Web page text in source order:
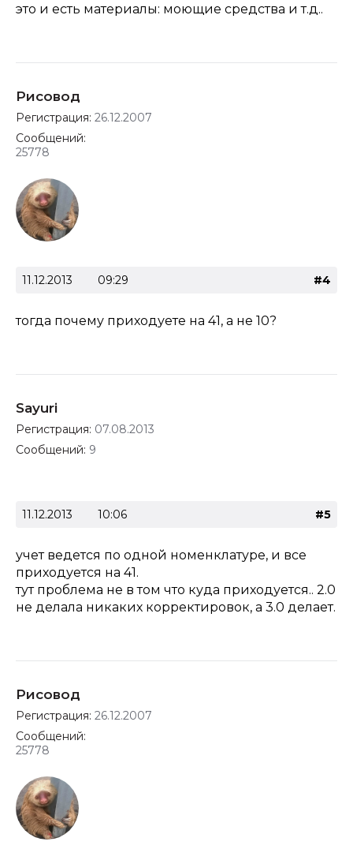
это и есть материалы: моющие средства и т.д..
Рисовод
Регистрация: 26.12.2007
Сообщений:
25778
11.12.2013 09:29 #4
тогда почему приходуете на 41, а не 10?
Sayuri
Регистрация: 07.08.2013
Сообщений: 9
11.12.2013 10:06 #5
учет ведется по одной номенклатуре, и все
приходуется на 41.
тут проблема не в том что куда приходуется.. 2.0
не делала никаких корректировок, а 3.0 делает.
Рисовод
Регистрация: 26.12.2007
Сообщений:
25778